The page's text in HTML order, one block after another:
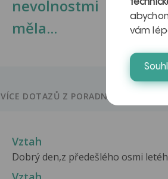
nevolnostmi
měla...
VÍCE DOTAZŮ Z PORADNY
Vztah
Dobrý den,z předešlého osmi
vám